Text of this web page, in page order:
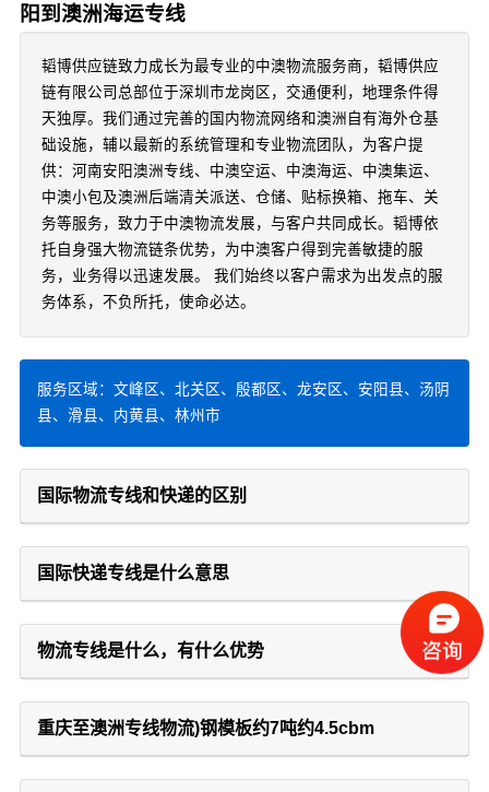
阳到澳洲海运专线
韬博供应链致力成长为最专业的中澳物流服务商，韬博供应
链有限公司总部位于深圳市龙岗区，交通便利，地理条件得
天独厚。我们通过完善的国内物流网络和澳洲自有海外仓基
础设施，辅以最新的系统管理和专业物流团队，为客户提
供：河南安阳澳洲专线、中澳空运、中澳海运、中澳集运、
中澳小包及澳洲后端清关派送、仓储、贴标换箱、拖车、关
务等服务，致力于中澳物流发展，与客户共同成长。韬博依
托自身强大物流链条优势，为中澳客户得到完善敏捷的服
务，业务得以迅速发展。 我们始终以客户需求为出发点的服
务体系，不负所托，使命必达。
服务区域：文峰区、北关区、殷都区、龙安区、安阳县、汤阴
县、滑县、内黄县、林州市
国际物流专线和快递的区别
国际快递专线是什么意思
物流专线是什么，有什么优势
重庆至澳洲专线物流)钢模板约7吨约4.5cbm